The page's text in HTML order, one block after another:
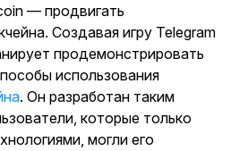
— продвигать
Создавая игру Telegram
продемонстрировать
использования
. Он разработан таким
которые только
могли его